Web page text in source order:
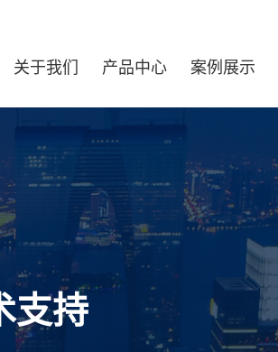
关于我们 产品中心 案例展示
支持